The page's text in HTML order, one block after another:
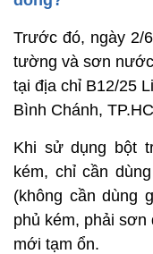
Trước đó, ngày 2/
tường và sơn
tại địa chỉ B12/25
Bình Chánh,
Khi sử dụng bột
kém, chỉ cần
(không cần dùng
phủ kém, phải
mới tạm ổn.